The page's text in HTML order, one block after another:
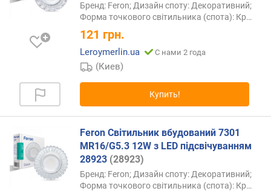
Бренд: Feron; Дизайн споту: Декоративний;
Форма точкового світильника (спота): Кр…
121 грн.
Leroymerlin.ua С нами 2 года
(Киев)
Купить!
Feron Світильник вбудований 7301
MR16/G5.3 12W з LED підсвічуванням
28923 (28923)
Бренд: Feron; Дизайн споту: Декоративний;
Форма точкового світильника (спота): Кр…